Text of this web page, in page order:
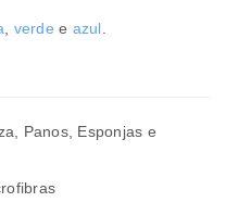
, verde e azul.
, Panos, Esponjas e